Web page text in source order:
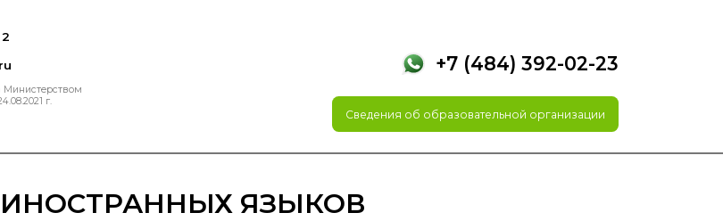
Министерством
г.
+7 (484) 392-02-23
Сведения об образовательной организации
ЯЗЫКОВ